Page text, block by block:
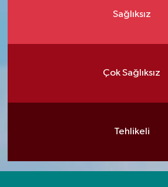
Sağlıksız
Çok Sağlıksız
Tehlikeli